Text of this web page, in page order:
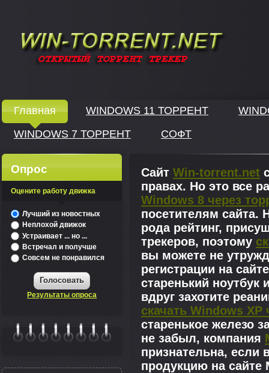
Главная WINDOWS 11 ТОРРЕНТ
WINDOWS 7 ТОРРЕНТ
СОФТ
Сайт Win-torrent.net
правах. Но это все
Windows 8 через
посетителям сайта.
рода рейтинг,
трекеров, поэтому
вы можете не
регистрации на
старенький
вдруг захотите
скачать Windows XP
старенькое железо
не забыл, компания
признательна, если
продукцию на сайте
Опрос
Оцените работу движка
Лучший из новостных
Неплохой движок
Устраивает ... но ...
Встречал и получше
Совсем не понравился
Голосовать
Результаты опроса